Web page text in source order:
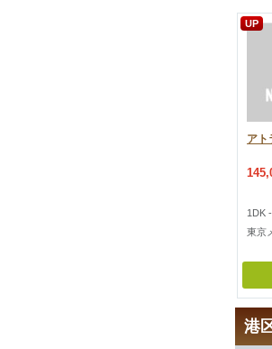
UP
アト
1DK
東京
港